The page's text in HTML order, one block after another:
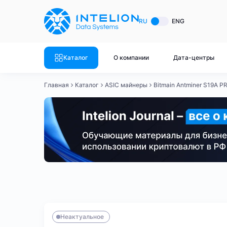
RU ENG
Каталог О компании Дата-центры
ASIC майнеры
Canaan
Innosilicon
Готовый
Готовый
Готовый
Готовый
Готовый
Главная Каталог ASIC майнеры Bitmain Antminer S19A
Неактуальное